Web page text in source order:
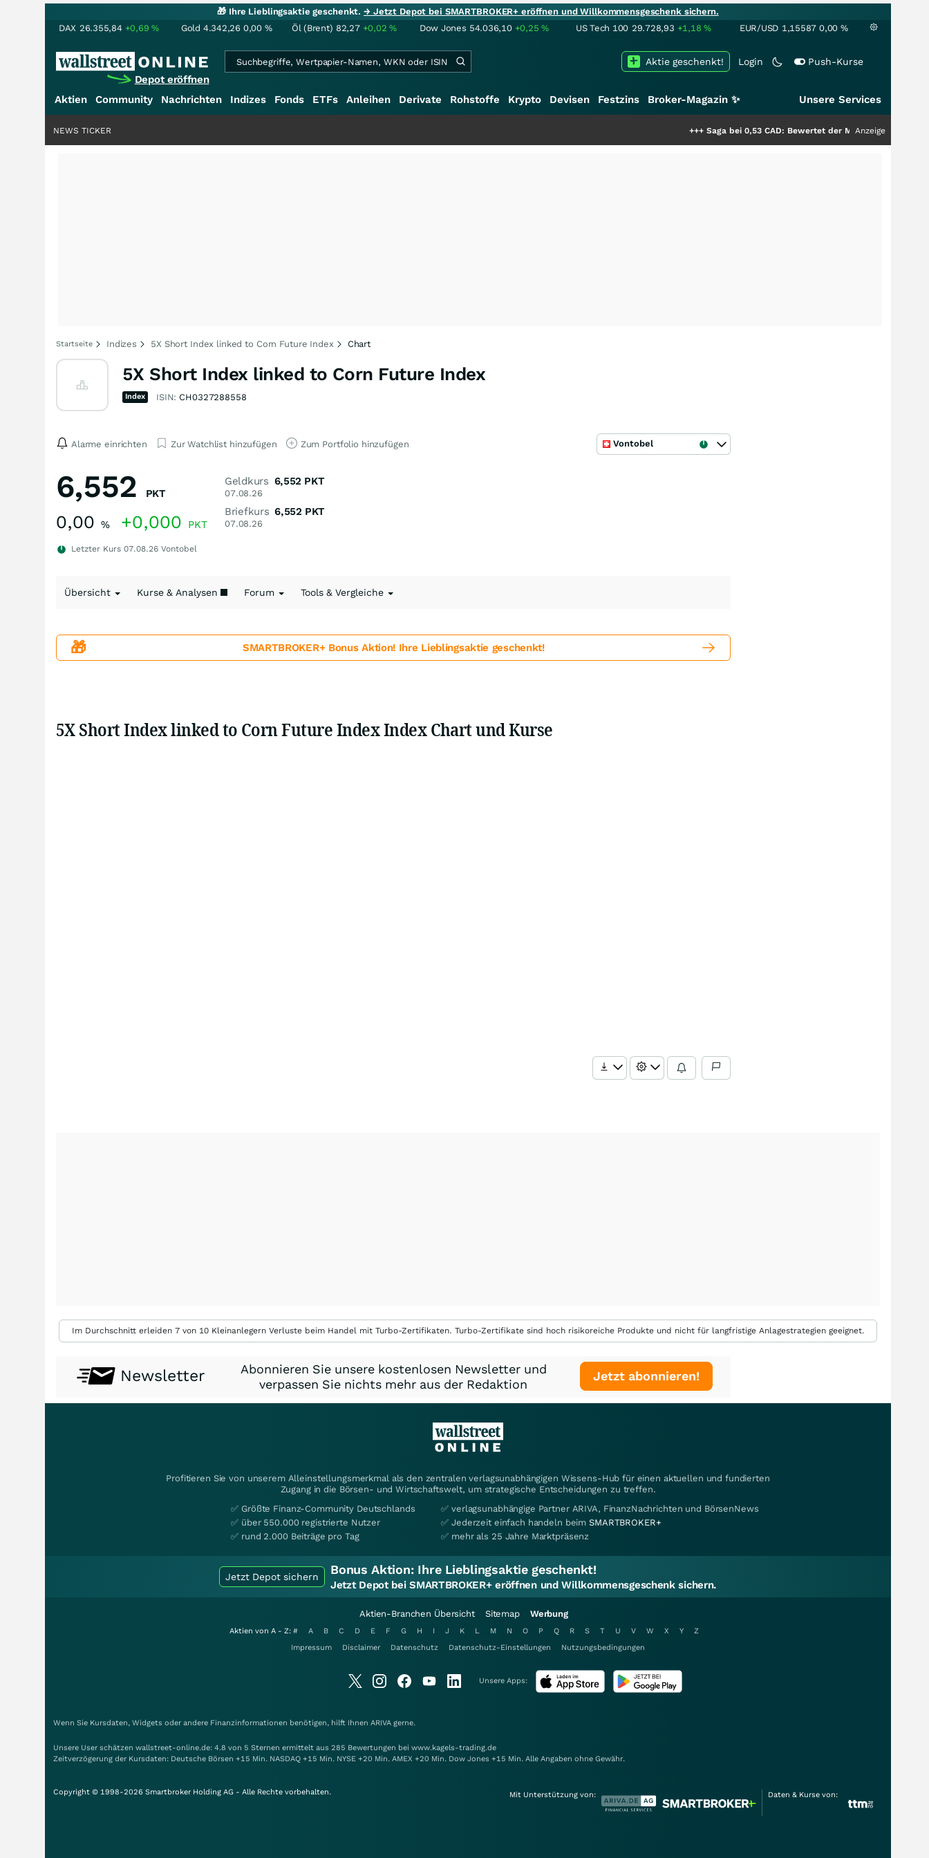
🎁 Ihre Lieblingsaktie geschenkt.→ Jetzt Depot bei SMARTBROKER+ eröffnen und Willkommensgeschenk sichern.
DAX 26.355,84 +0,69% Gold 4.342,26 0,00 % Öl (Brent) 82,27 +0,02% Dow Jones 54.036,10 +0,25% US Tech 100 29.728,93 +1,18% EUR/USD 1,15587 0,00 %
Depot eröffnen
Login Push-Kurse
Aktie geschenkt!
Aktien Community Nachrichten Indizes Fonds ETFs Anleihen Derivate Rohstoffe Krypto Devisen Festzins Broker-Magazin ✨ Unsere Services
Saga bei 0,53 CAD: Bewertet der Markt noch immer nur die
Anzeige
NEWS TICKER
Startseite Indizes 5X Short Index linked to Corn Future Index Chart
5X Short Index linked to Corn Future Index
Index ISIN: CH0327288558
Alarme einrichten Zur Watchlist hinzufügen Zum Portfolio hinzufügen Vontobel
6,552 PKT
0,00 % +0,000 PKT
Letzter Kurs 07.08.26 Vontobel
Geldkurs
07.08.26
6,552 PKT
Briefkurs
07.08.26
6,552 PKT
Übersicht Kurse & Analysen Forum Tools & Vergleiche
🎁 SMARTBROKER+ Bonus Aktion! Ihre Lieblingsaktie geschenkt!
5X Short Index linked to Corn Future Index Index Chart und Kurse
Im Durchschnitt erleiden 7 von 10 Kleinanlegern Verluste beim Handel mit Turbo-Zertifikaten. Turbo-Zertifikate sind hoch risikoreiche Produkte und nicht für langfristige Anlagestrategien geeignet.
Newsletter
Abonnieren Sie unsere kostenlosen Newsletter und
verpassen Sie nichts mehr aus der Redaktion
Jetzt abonnieren!
Profitieren Sie von unserem Alleinstellungsmerkmal als den zentralen verlagsunabhängigen Wissens-Hub für einen aktuellen und fundierten
Zugang in die Börsen- und Wirtschaftswelt, um strategische Entscheidungen zu treffen.
✅ Größte Finanz-Community Deutschlands
✅ über 550.000 registrierte Nutzer
✅ rund 2.000 Beiträge pro Tag
✅ verlagsunabhängige Partner ARIVA, FinanzNachrichten und BörsenNews
✅ Jederzeit einfach handeln beimSMARTBROKER+
✅ mehr als 25 Jahre Marktpräsenz
Jetzt Depot sichern Bonus Aktion: Ihre Lieblingsaktie geschenkt!
Jetzt Depot bei SMARTBROKER+ eröffnen und Willkommensgeschenk sichern.
Aktien-Branchen Übersicht Sitemap Werbung
Aktien von A - Z: # A B C D E F G H I J K L M N O P Q R S T U V W X Y
Z
Impressum
Disclaimer Datenschutz Datenschutz-Einstellungen Nutzungsbedingungen
Unsere Apps:
Wenn Sie Kursdaten, Widgets oder andere Finanzinformationen benötigen, hilft Ihnen ARIVA gerne.
Unsere User schätzen wallstreet-online.de: 4.8 von 5 Sternen ermittelt aus 285 Bewertungen bei www.kagels-trading.de
Zeitverzögerung der Kursdaten: Deutsche Börsen +15 Min. NASDAQ +15 Min. NYSE +20 Min. AMEX +20 Min. Dow Jones +15 Min. Alle Angaben ohne Gewähr.
Copyright © 1998-2026 Smartbroker Holding AG - Alle Rechte vorbehalten. Mit Unterstützung von: Daten & Kurse von: